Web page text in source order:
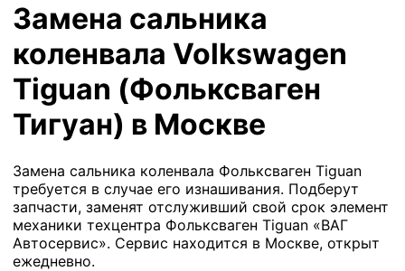
Замена сальника
коленвала Volkswagen
Tiguan (Фольксваген
Тигуан) в Москве
Замена сальника коленвала Фольксваген Tiguan
требуется в случае его изнашивания. Подберут
запчасти, заменят отслуживший свой срок элемент
механики техцентра Фольксваген Tiguan «ВАГ
Автосервис». Сервис находится в Москве, открыт
ежедневно.